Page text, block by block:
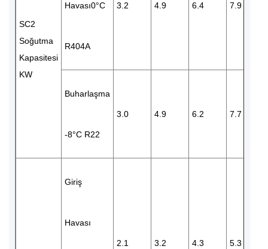
SC2
Soğutma
Kapasitesi
KW
Havası0°C
R404A
3.2 4.9 6.4 7.9
Buharlaşma
-8°C R22
3.0 4.9 6.2 7.7
Giriş
Havası
2.1 3.2 4.3 5.3